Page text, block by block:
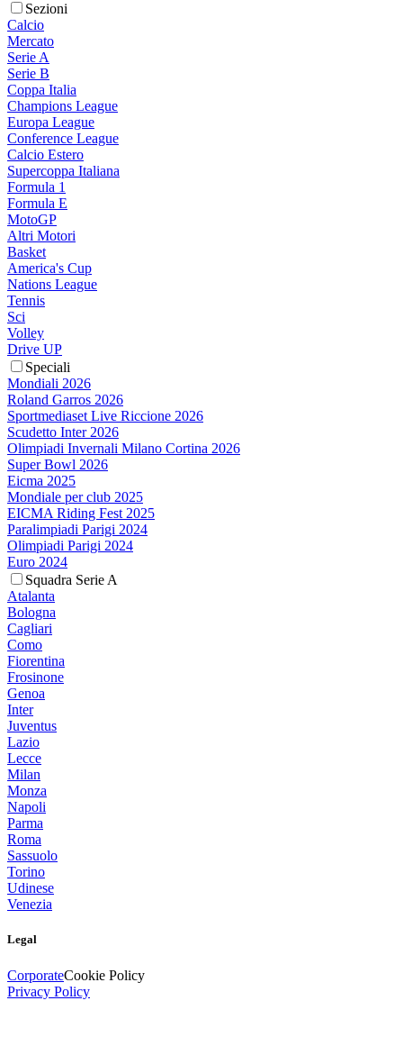
Sezioni
Calcio
Mercato
Serie A
Serie B
Coppa Italia
Champions League
Europa League
Conference League
Calcio Estero
Supercoppa Italiana
Formula 1
Formula E
MotoGP
Altri Motori
Basket
America's Cup
Nations League
Tennis
Sci
Volley
Drive UP
Speciali
Mondiali 2026
Roland Garros 2026
Sportmediaset Live Riccione 2026
Scudetto Inter 2026
Olimpiadi Invernali Milano Cortina 2026
Super Bowl 2026
Eicma 2025
Mondiale per club 2025
EICMA Riding Fest 2025
Paralimpiadi Parigi 2024
Olimpiadi Parigi 2024
Euro 2024
Squadra Serie A
Atalanta
Bologna
Cagliari
Como
Fiorentina
Frosinone
Genoa
Inter
Juventus
Lazio
Lecce
Milan
Monza
Napoli
Parma
Roma
Sassuolo
Torino
Udinese
Venezia
Legal
CorporateCookie Policy
Privacy Policy